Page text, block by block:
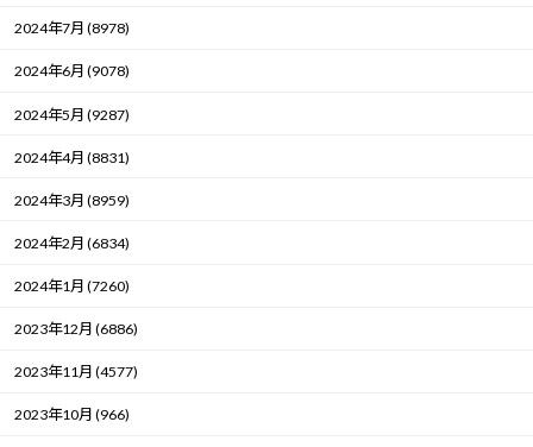
2024年7月 (8978)
2024年6月 (9078)
2024年5月 (9287)
2024年4月 (8831)
2024年3月 (8959)
2024年2月 (6834)
2024年1月 (7260)
2023年12月 (6886)
2023年11月 (4577)
2023年10月 (966)